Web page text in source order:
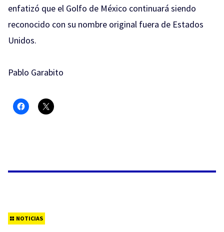
enfatizó que el Golfo de México continuará siendo
reconocido con su nombre original fuera de Estados
Unidos.
Pablo Garabito
NOTICIAS